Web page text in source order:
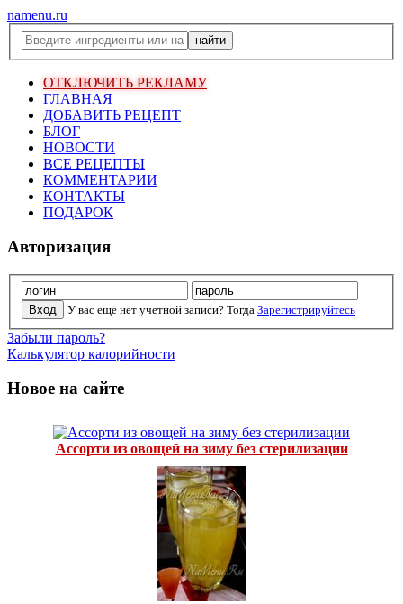
namenu.ru
ОТКЛЮЧИТЬ РЕКЛАМУ
ГЛАВНАЯ
ДОБАВИТЬ РЕЦЕПТ
БЛОГ
НОВОСТИ
ВСЕ РЕЦЕПТЫ
КОММЕНТАРИИ
КОНТАКТЫ
ПОДАРОК
Авторизация
У вас ещё нет учетной записи? Тогда Зарегистрируйтесь
Забыли пароль?
Калькулятор калорийности
Новое на сайте
Ассорти из овощей на зиму без стерилизации